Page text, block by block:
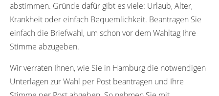
abstimmen. Gründe dafür gibt es viele: Urlaub, Alter,
Krankheit oder einfach Bequemlichkeit. Beantragen Sie
einfach die Briefwahl, um schon vor dem Wahltag Ihre
Stimme abzugeben.
Wir verraten Ihnen, wie Sie in Hamburg die notwendigen
Unterlagen zur Wahl per Post beantragen und Ihre